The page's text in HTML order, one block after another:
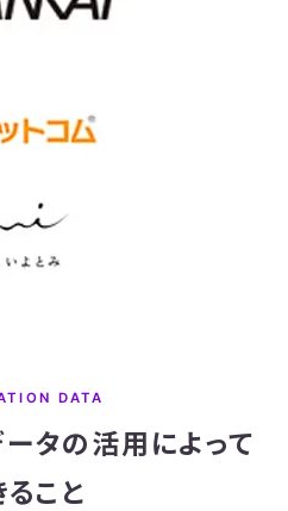
DATA
タの活用によって
ること